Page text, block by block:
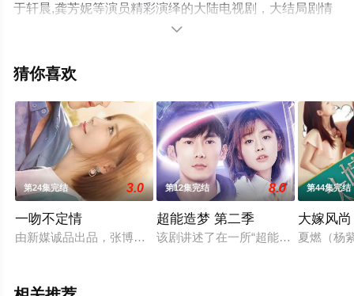
于轩晨,龚芳妮等演员精彩演绎的大陆电视剧，大结局剧情
已揭晓（第18集完结），手机免费观看高清无删减完整版
视剧、电视猫或剧情网等平台了解。

猜你喜欢
第24集完结 3.0
一吻不定情
由新媒诚品出品，张博维执导，徐立、师铭泽、张钧然、吕绍
第12集完结 8.0
超能造梦 第二季
该剧讲述了在一所“超能高校”当中，
第44集完结
大嫁风尚
夏燃（杨